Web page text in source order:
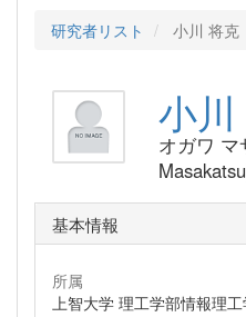
研究者リスト 小川 将克
小
オガワ
基本情報
所属
上智大学 理工学部情報理